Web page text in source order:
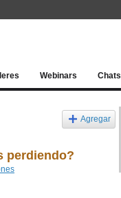
Webinars Chats
Agregar
perdiendo?